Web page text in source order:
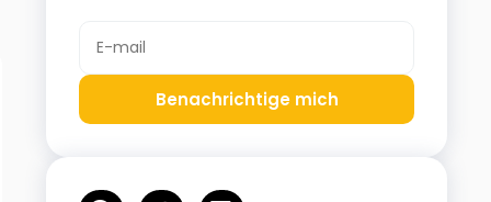
Benachrichtige mich